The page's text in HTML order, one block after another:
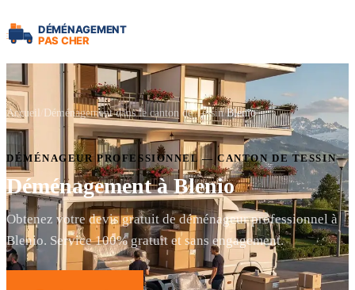
Accueil Déménagement dans le canton de Tessin Blenio
DÉMÉNAGEUR PROFESSIONNEL — CANTON DE TESSIN
Déménagement à Blenio
Obtenez votre devis gratuit de déménageur professionnel à
Blenio. Service 100% gratuit et sans engagement.